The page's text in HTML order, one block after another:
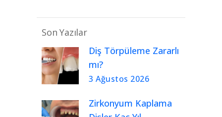
Son Yazılar
Diş Törpüleme Zararlı
mı?
3 Ağustos 2026
Zirkonyum Kaplama